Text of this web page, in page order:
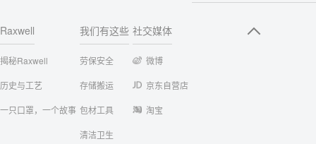
Raxwell
揭秘Raxwell
历史与工艺
一只口罩，一个故事
我们有这些
劳保安全
存储搬运
包材工具
清洁卫生
社交媒体
微博
京东自营店
淘宝